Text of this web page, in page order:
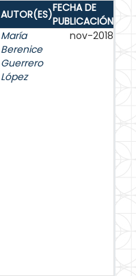
AUTOR(ES)FECHA DE
PUBLICACIÓN
María
Berenice
Guerrero
López
nov-2018